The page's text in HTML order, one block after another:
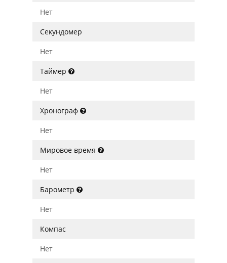
Нет
Секундомер
Нет
Таймер
Нет
Хронограф
Нет
Мировое время
Нет
Барометр
Нет
Компас
Нет